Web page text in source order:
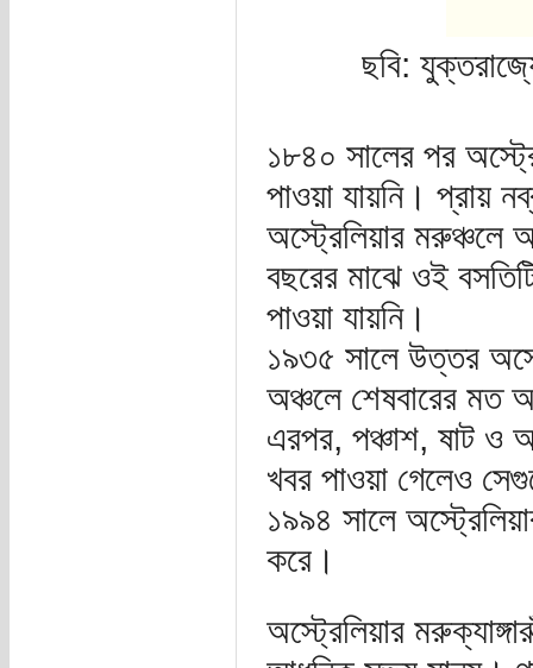
ছবি:
১৮৪০ সালের পর
পাওয়া যায়নি। প্রায়
অস্ট্রেলিয়ার মরুঞ্চলে
বছরের মাঝে ওই
পাওয়া যায়নি।
১৯৩৫ সালে উত্তর
অঞ্চলে শেষবারের মত
এরপর, পঞ্চাশ, ষাট ও
খবর পাওয়া গেলেও
১৯৯৪ সালে
করে।
অস্ট্রেলিয়ার